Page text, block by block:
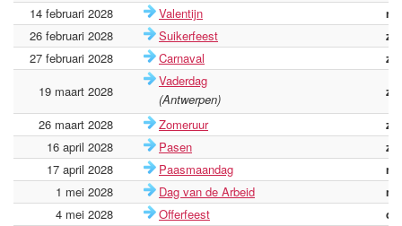
14 februari 2028
Valentijn
26 februari 2028
Suikerfeest
27 februari 2028
Carnaval
19 maart 2028
Vaderdag
(Antwerpen)
26 maart 2028
Zomeruur
16 april 2028
Pasen
17 april 2028
Paasmaandag
1 mei 2028
Dag van de Arbeid
4 mei 2028
Offerfeest